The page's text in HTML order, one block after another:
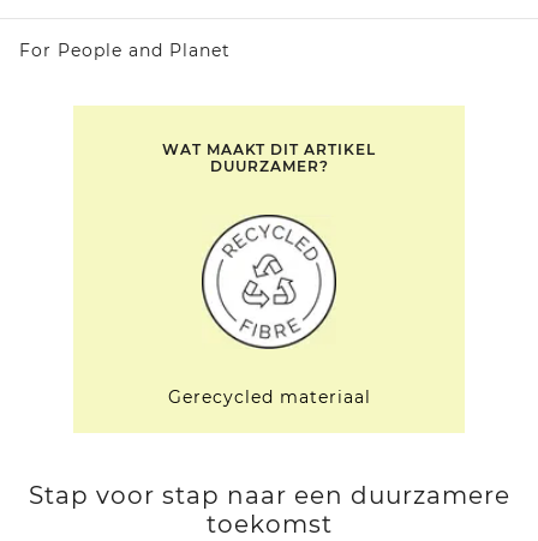
For People and Planet
WAT MAAKT DIT ARTIKEL
DUURZAMER?
Gerecycled materiaal
Stap voor stap naar een duurzamere
toekomst